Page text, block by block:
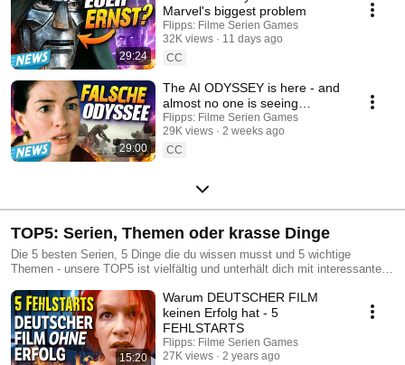
29:24
Marvel's biggest problem
Flipps: Filme Serien Games
32K views
11 days ago
CC
29:00
The AI ODYSSEY is here - and
almost no one is seeing
Nolan's real version!
Flipps: Filme Serien Games
29K views
2 weeks ago
CC
TOP5: Serien, Themen oder krasse Dinge
Die 5 besten Serien, 5 Dinge die du wissen musst und 5 wichtige
Themen - unsere TOP5 ist vielfältig und unterhält dich mit interessante
und Pixar Animation, Jurassic Park, Marvel Filme und Serien, Harry
Potter, Game of Thrones oder Star Wars. Schau einfach mal rein und
binge dich durch!
15:20
Warum DEUTSCHER FILM
keinen Erfolg hat - 5
FEHLSTARTS
Flipps: Filme Serien Games
27K views
2 years ago